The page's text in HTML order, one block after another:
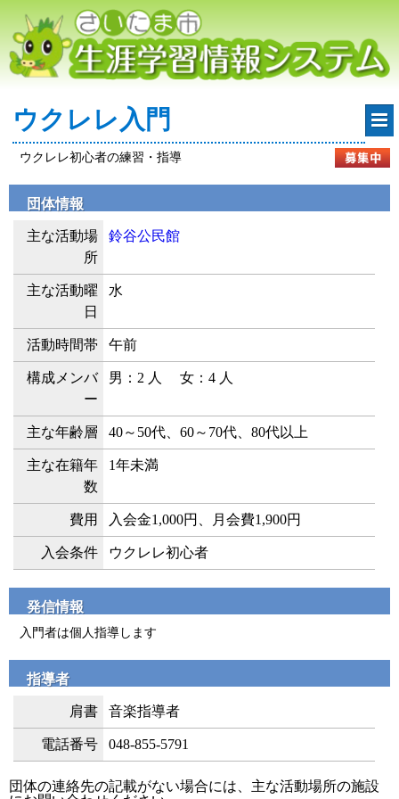
ウクレレ入門
ウクレレ初心者の練習・指導
団体情報
主な活動場
所
鈴谷公民館
主な活動曜
日
水
活動時間帯 午前
構成メンバ
ー
男：2 人 女：4 人
主な年齢層 40～50代、60～70代、80代以上
主な在籍年
数
1年未満
費用 入会金1,000円、月会費1,900円
入会条件 ウクレレ初心者
発信情報
入門者は個人指導します
指導者
肩書 音楽指導者
電話番号 048-855-5791
団体の連絡先の記載がない場合には、主な活動場所の施設